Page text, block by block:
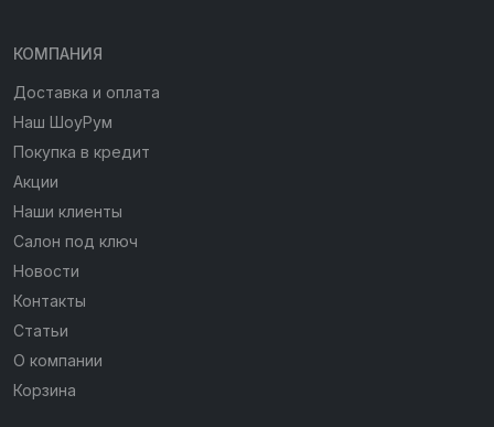
КОМПАНИЯ
Доставка и оплата
Наш ШоуРум
Покупка в кредит
Акции
Наши клиенты
Салон под ключ
Новости
Контакты
Статьи
О компании
Корзина